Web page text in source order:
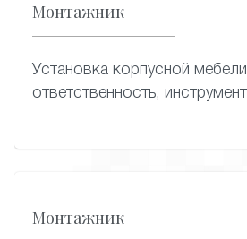
Монтажник
Установка корпусной
ответственность, инструмент
Монтажник